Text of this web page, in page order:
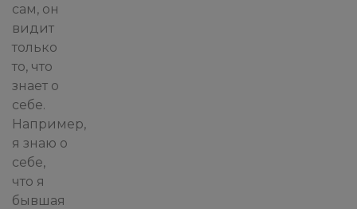
сам, он
видит
только
то, что
знает о
себе.
Например,
я знаю о
себе,
что я
бывшая